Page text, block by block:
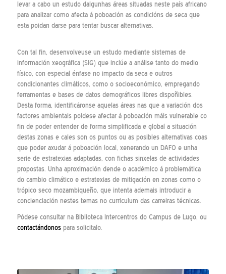
levar a cabo un estudo dalgunhas áreas situadas neste país africano
para analizar como afecta á poboación as condicións de seca que
esta poidan darse para tentar buscar alternativas.
Con tal fin, desenvolveuse un estudo mediante sistemas de
información xeográfica (SIG) que inclúe a análise tanto do medio
físico, con especial énfase no impacto da seca e outros
condicionantes climáticos, como o socioeconómico, empregando
ferramentas e bases de datos demográficos libres dispoñibles.
Desta forma, identificáronse aquelas áreas nas que a variación dos
factores ambientais poidese afectar á poboación máis vulnerable co
fin de poder entender de forma simplificada e global a situación
destas zonas e cales son os puntos ou as posibles alternativas coas
que poder axudar á poboación local, xenerando un DAFO e unha
serie de estratexias adaptadas, con fichas sinxelas de actividades
propostas. Unha aproximación dende o académico á problemática
do cambio climático e estratexias de mitigación en zonas como o
trópico seco mozambiqueño, que intenta ademais introducir a
concienciación nestes temas no curriculum das carreiras técnicas.
Pódese consultar na Biblioteca Intercentros do Campus de Lugo, ou
contactándonospara solicitalo.